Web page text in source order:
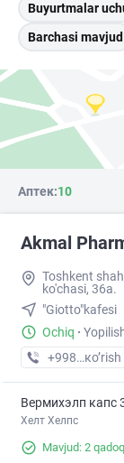
Buyurtmalar
Barchasi mavjud
Аптек:10
Akmal
Toshkent
ko'chasi, 36a.
"Giotto"kafesi
Ochiq ·
+998 (99)кo’rish
Вермихэлп капс
Хелт Хелпс
Mavjud: 2